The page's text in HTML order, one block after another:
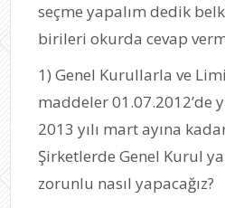
seçme yapalım dedik
birileri okurda cevap
1) Genel Kurullarla ve
maddeler 01.07.2012’de
2013 yılı mart ayına
Şirketlerde Genel Kurul
zorunlu nasıl yapacağız?